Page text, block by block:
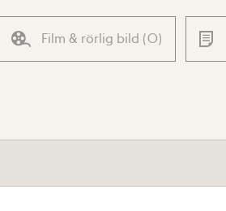
Film & rörlig bild (0)